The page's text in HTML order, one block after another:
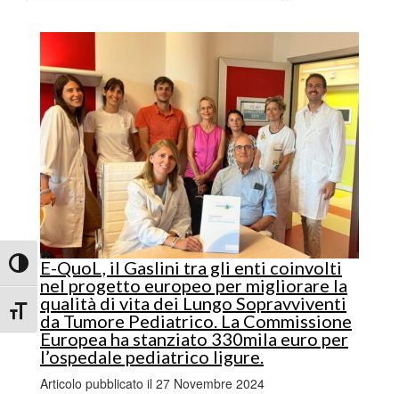
Attiva/disattiva alto contrasto
Attiva/disattiva dimensione testo
E-QuoL, il Gaslini tra gli enti coinvolti
nel progetto europeo per migliorare la
qualità di vita dei Lungo Sopravviventi
da Tumore Pediatrico. La Commissione
Europea ha stanziato 330mila euro per
l’ospedale pediatrico ligure.
Articolo pubblicato il 27 Novembre 2024